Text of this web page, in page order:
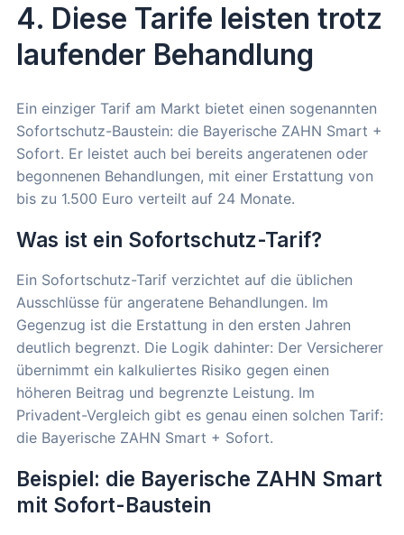
4. Diese Tarife leisten trotz
laufender Behandlung
Ein einziger Tarif am Markt bietet einen sogenannten
Sofortschutz-Baustein: die Bayerische ZAHN Smart +
Sofort. Er leistet auch bei bereits angeratenen oder
begonnenen Behandlungen, mit einer Erstattung von
bis zu 1.500 Euro verteilt auf 24 Monate.
Was ist ein Sofortschutz-Tarif?
Ein Sofortschutz-Tarif verzichtet auf die üblichen
Ausschlüsse für angeratene Behandlungen. Im
Gegenzug ist die Erstattung in den ersten Jahren
deutlich begrenzt. Die Logik dahinter: Der Versicherer
übernimmt ein kalkuliertes Risiko gegen einen
höheren Beitrag und begrenzte Leistung. Im
Privadent-Vergleich gibt es genau einen solchen Tarif:
die Bayerische ZAHN Smart + Sofort.
Beispiel: die Bayerische ZAHN Smart
mit Sofort-Baustein